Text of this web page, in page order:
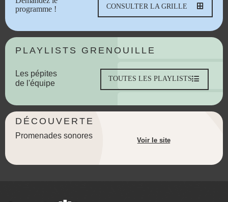
programme !
CONSULTER LA GRILLE
PLAYLISTS GRENOUILLE
Les pépites
de l'équipe
TOUTES LES PLAYLISTS
DÉCOUVERTE
Promenades sonores
Voir le site